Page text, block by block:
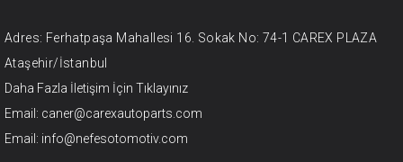
Adres: Ferhatpaşa Mahallesi 16. Sokak No: 74-1 CAREX PLAZA
Ataşehir/İstanbul
Daha Fazla İletişim İçin Tıklayınız
Email: caner@carexautoparts.com
Email: info@nefesotomotiv.com